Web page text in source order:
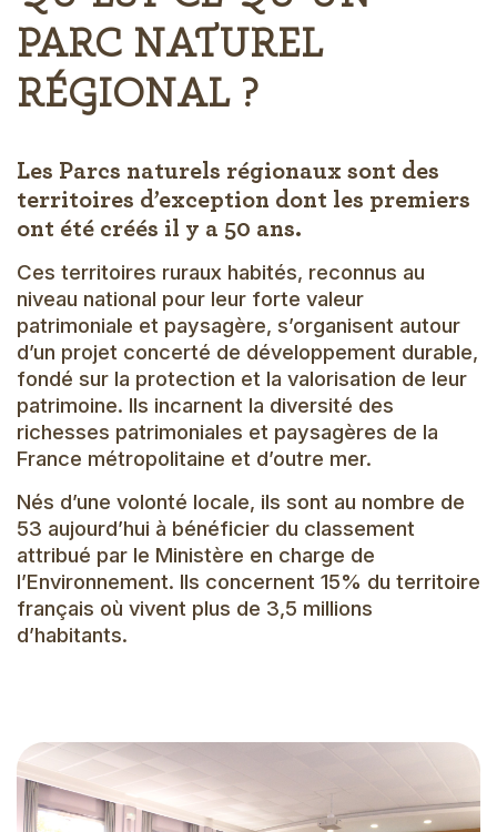
PARC NATUREL
RÉGIONAL ?
Les Parcs naturels régionaux sont des
territoires d’exception dont les premiers
ont été créés il y a 50 ans.
Ces territoires ruraux habités, reconnus au
niveau national pour leur forte valeur
patrimoniale et paysagère, s’organisent autour
d’un projet concerté de développement durable,
fondé sur la protection et la valorisation de leur
patrimoine. Ils incarnent la diversité des
richesses patrimoniales et paysagères de la
France métropolitaine et d’outre mer.
Nés d’une volonté locale, ils sont au nombre de
53 aujourd’hui à bénéficier du classement
attribué par le Ministère en charge de
l’Environnement. Ils concernent 15% du territoire
français où vivent plus de 3,5 millions
d’habitants.